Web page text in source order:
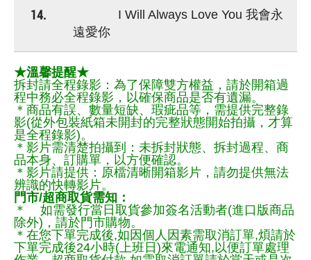
14.
I Will Always Love You 我會永
遠愛你
★溫馨提醒★
拆封請全程錄影：為了保障雙方權益，請於開箱過
程中務必全程錄影，以確保商品是否有遺漏。
＊商品有誤、數量短缺、瑕疵品等，需提供完整錄
影(從外包裝紙箱未開封的完整狀態開始拍攝，才算
是全程錄影)。
＊影片需清楚拍攝到：未拆封狀態、拆封過程、商
品本身、訂購單，以方便確認。
＊影片請提供：原檔清晰開箱影片，請勿提供無法
辨識的快轉影片。
門市/超商取貨需知：
＊ 如需發行當日取貨參加簽名活動者(進口版商品
除外)，請於門市購物。
＊在您下單完成後,如因個人因素需取消訂單,煩請於
下單完成後24小時(上班日)來電通知,以便訂單處理